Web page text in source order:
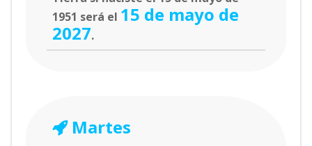
1951 será el 15 de mayo de
2027.
Martes